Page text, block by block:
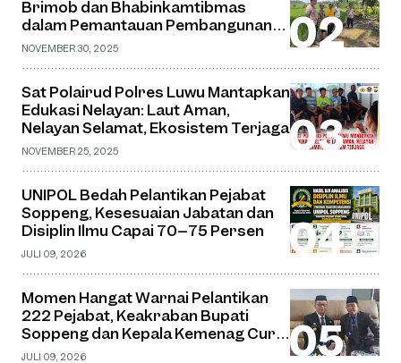
Brimob dan Bhabinkamtibmas
dalam Pemantauan Pembangunan
Jembatan Gantung di Desa Watu
NOVEMBER 30, 2025
Sat Polairud Polres Luwu Mantapkan
Edukasi Nelayan: Laut Aman,
Nelayan Selamat, Ekosistem Terjaga
NOVEMBER 25, 2025
UNIPOL Bedah Pelantikan Pejabat
Soppeng, Kesesuaian Jabatan dan
Disiplin Ilmu Capai 70–75 Persen
JULI 09, 2026
Momen Hangat Warnai Pelantikan
222 Pejabat, Keakraban Bupati
Soppeng dan Kepala Kemenag Curi
Perhatian
JULI 09, 2026